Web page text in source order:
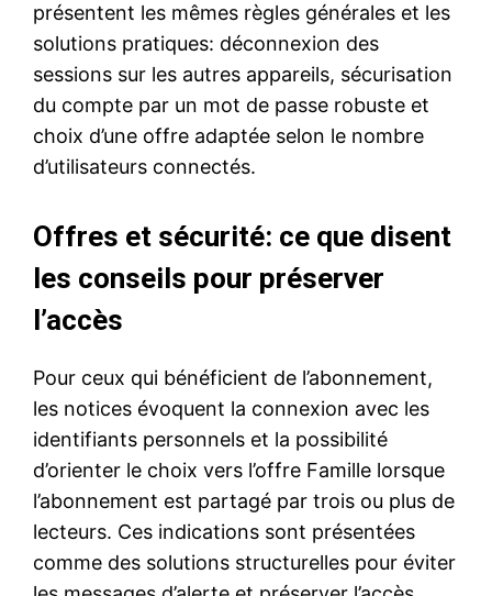
présentent les mêmes règles générales et les
solutions pratiques: déconnexion des
sessions sur les autres appareils, sécurisation
du compte par un mot de passe robuste et
choix d’une offre adaptée selon le nombre
d’utilisateurs connectés.
Offres et sécurité: ce que disent
les conseils pour préserver
l’accès
Pour ceux qui bénéficient de l’abonnement,
les notices évoquent la connexion avec les
identifiants personnels et la possibilité
d’orienter le choix vers l’offre Famille lorsque
l’abonnement est partagé par trois ou plus de
lecteurs. Ces indications sont présentées
comme des solutions structurelles pour éviter